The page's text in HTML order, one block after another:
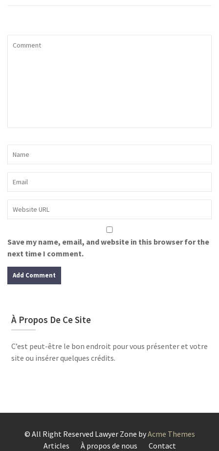
Save my name, email, and website in this browser for the
next time I comment.
À Propos De Ce Site
C’est peut-être le bon endroit pour vous présenter et votre
site ou insérer quelques crédits.
© All Right Reserved Lawyer Zone byAcme Themes
Articles
À propos de nous Contact